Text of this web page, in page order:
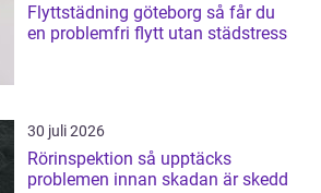
Flyttstädning göteborg så får du
en problemfri flytt utan städstress
30 juli 2026
Rörinspektion så upptäcks
problemen innan skadan är skedd